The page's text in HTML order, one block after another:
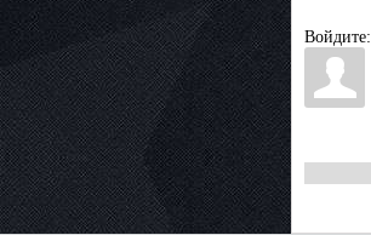
Войдите: